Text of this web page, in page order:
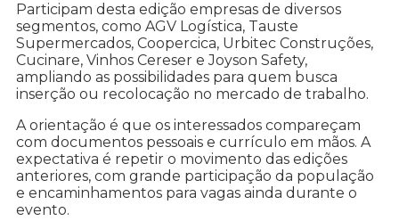
Participam desta edição empresas de diversos
segmentos, como AGV Logística, Tauste
Supermercados, Coopercica, Urbitec Construções,
Cucinare, Vinhos Cereser e Joyson Safety,
ampliando as possibilidades para quem busca
inserção ou recolocação no mercado de trabalho.
A orientação é que os interessados compareçam
com documentos pessoais e currículo em mãos. A
expectativa é repetir o movimento das edições
anteriores, com grande participação da população
e encaminhamentos para vagas ainda durante o
evento.